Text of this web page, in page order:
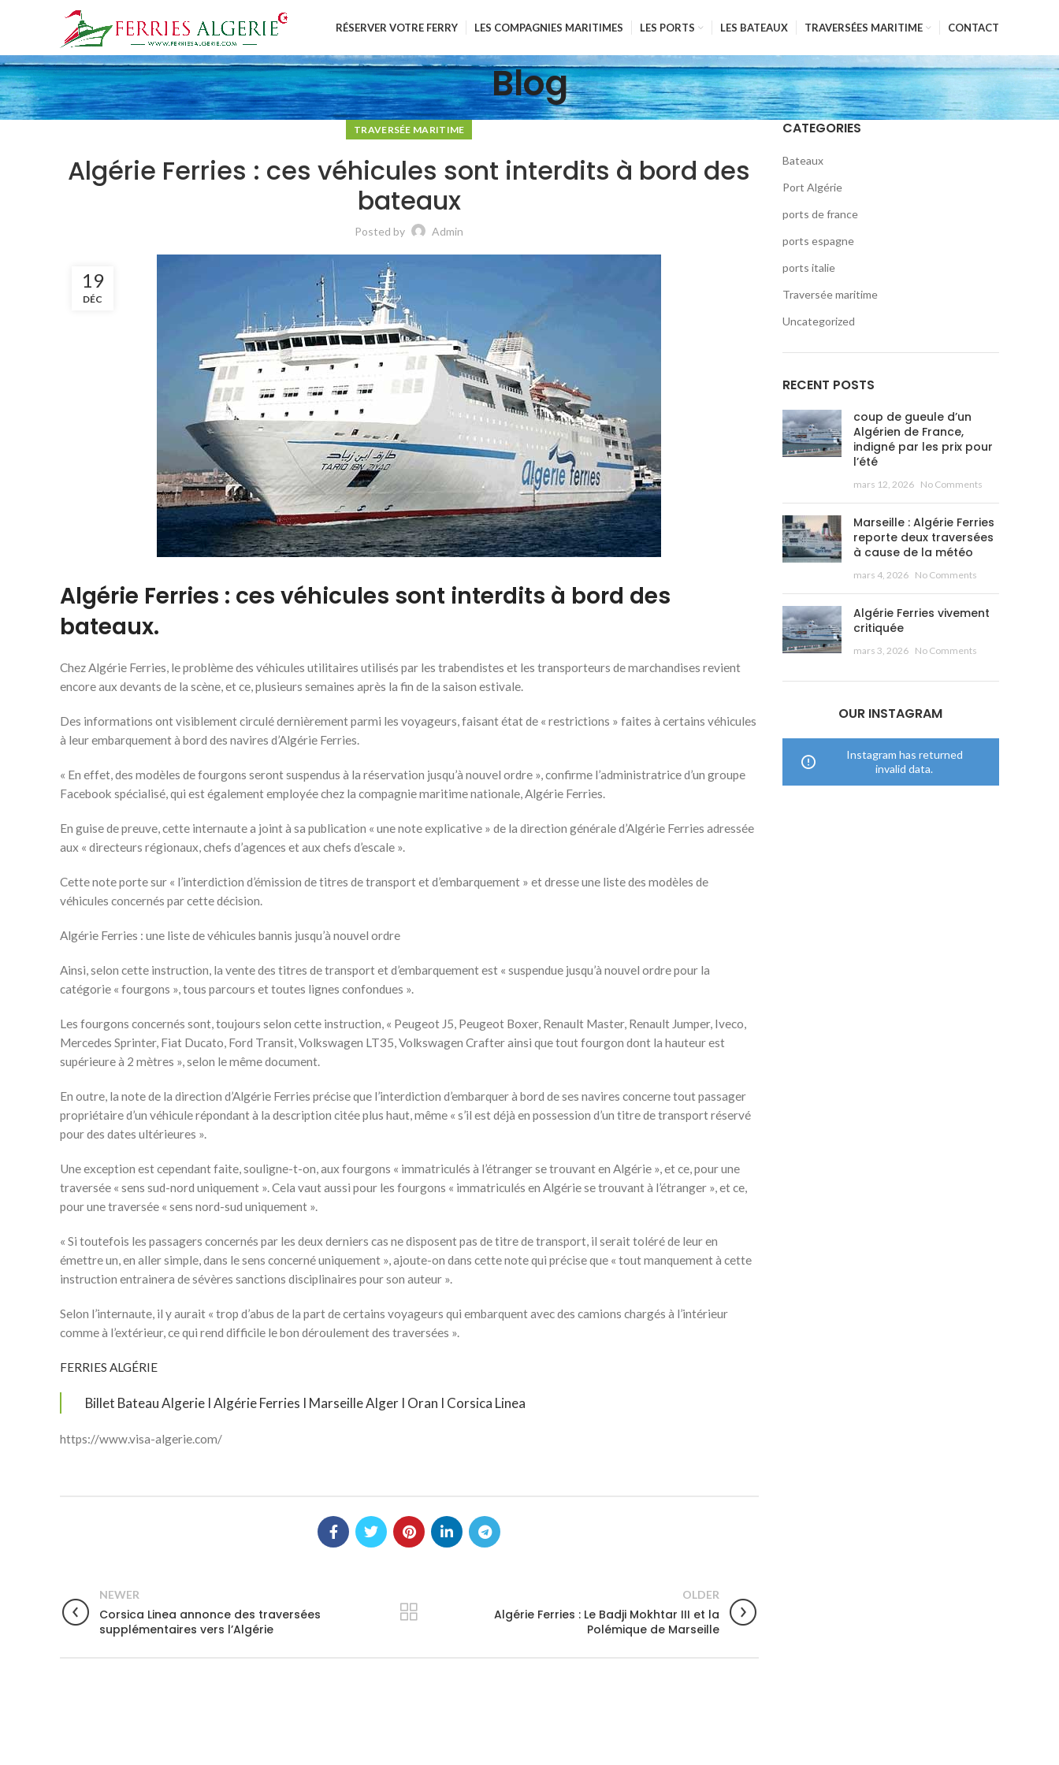
RÉSERVER VOTRE FERRY LES COMPAGNIES MARITIMES LES PORTS LES BATEAUX TRAVERSÉES MARITIME CONTACT
Blog
TRAVERSÉE MARITIME
Algérie Ferries : ces véhicules sont interdits à bord des
bateaux
Posted by Admin
19
DÉC
Algérie Ferries : ces véhicules sont interdits à bord des
bateaux.
Chez Algérie Ferries, le problème des véhicules utilitaires utilisés par les trabendistes et les transporteurs de marchandises revient
encore aux devants de la scène, et ce, plusieurs semaines après la fin de la saison estivale.
Des informations ont visiblement circulé dernièrement parmi les voyageurs, faisant état de « restrictions » faites à certains véhicules
à leur embarquement à bord des navires d’Algérie Ferries.
« En effet, des modèles de fourgons seront suspendus à la réservation jusqu’à nouvel ordre », confirme l’administratrice d’un groupe
Facebook spécialisé, qui est également employée chez la compagnie maritime nationale, Algérie Ferries.
En guise de preuve, cette internaute a joint à sa publication « une note explicative » de la direction générale d’Algérie Ferries adressée
aux « directeurs régionaux, chefs d’agences et aux chefs d’escale ».
Cette note porte sur « l’interdiction d’émission de titres de transport et d’embarquement » et dresse une liste des modèles de
véhicules concernés par cette décision.
Algérie Ferries : une liste de véhicules bannis jusqu’à nouvel ordre
Ainsi, selon cette instruction, la vente des titres de transport et d’embarquement est « suspendue jusqu’à nouvel ordre pour la
catégorie « fourgons », tous parcours et toutes lignes confondues ».
Les fourgons concernés sont, toujours selon cette instruction, « Peugeot J5, Peugeot Boxer, Renault Master, Renault Jumper, Iveco,
Mercedes Sprinter, Fiat Ducato, Ford Transit, Volkswagen LT35, Volkswagen Crafter ainsi que tout fourgon dont la hauteur est
supérieure à 2 mètres », selon le même document.
En outre, la note de la direction d’Algérie Ferries précise que l’interdiction d’embarquer à bord de ses navires concerne tout passager
propriétaire d’un véhicule répondant à la description citée plus haut, même « s’il est déjà en possession d’un titre de transport réservé
pour des dates ultérieures ».
Une exception est cependant faite, souligne-t-on, aux fourgons « immatriculés à l’étranger se trouvant en Algérie », et ce, pour une
traversée « sens sud-nord uniquement ». Cela vaut aussi pour les fourgons « immatriculés en Algérie se trouvant à l’étranger », et ce,
pour une traversée « sens nord-sud uniquement ».
« Si toutefois les passagers concernés par les deux derniers cas ne disposent pas de titre de transport, il serait toléré de leur en
émettre un, en aller simple, dans le sens concerné uniquement », ajoute-on dans cette note qui précise que « tout manquement à cette
instruction entrainera de sévères sanctions disciplinaires pour son auteur ».
Selon l’internaute, il y aurait « trop d’abus de la part de certains voyageurs qui embarquent avec des camions chargés à l’intérieur
comme à l’extérieur, ce qui rend difficile le bon déroulement des traversées ».
FERRIES ALGÉRIE
Billet Bateau Algerie I Algérie Ferries I Marseille Alger I Oran I Corsica Linea
https://www.visa-algerie.com/
NEWER
Corsica Linea annonce des traversées
supplémentaires vers l’Algérie
OLDER
Algérie Ferries : Le Badji Mokhtar III et la
Polémique de Marseille
CATEGORIES
Bateaux
Port Algérie
ports de france
ports espagne
ports italie
Traversée maritime
Uncategorized
RECENT POSTS
coup de gueule d’un
Algérien de France,
indigné par les prix pour
l’été
mars 12, 2026 No Comments
Marseille : Algérie Ferries
reporte deux traversées
à cause de la météo
mars 4, 2026 No Comments
Algérie Ferries vivement
critiquée
mars 3, 2026 No Comments
OUR INSTAGRAM
Instagram has returned
invalid data.